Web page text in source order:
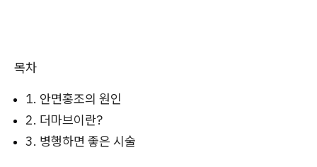
목차
1. 안면홍조의 원인
2. 더마브이란?
3. 병행하면 좋은 시술